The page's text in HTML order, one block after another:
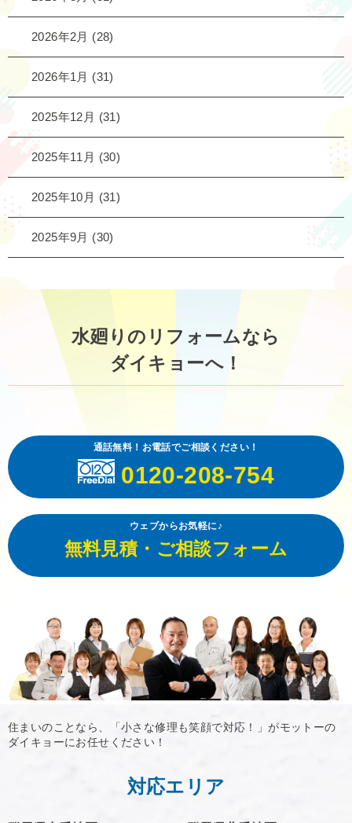
2026年2月 (28)
2026年1月 (31)
2025年12月 (31)
2025年11月 (30)
2025年10月 (31)
2025年9月 (30)
水廻りのリフォームなら
ダイキョーへ！
通話無料！お電話でご相談ください！
0120-208-754
ウェブからお気軽に♪
無料見積・ご相談フォーム
住まいのことなら、「小さな修理も笑顔で対応！」がモットーの
ダイキョーにお任せください！
対応エリア